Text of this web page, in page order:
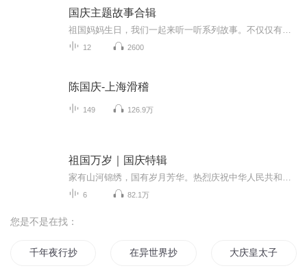
国庆主题故事合辑
12 2600
陈国庆-上海滑稽
149 126.9万
祖国万岁｜国庆特辑
6 82.1万
您是不是在找：
千年夜行抄 在异世界抄书的那些日子大庆皇太子